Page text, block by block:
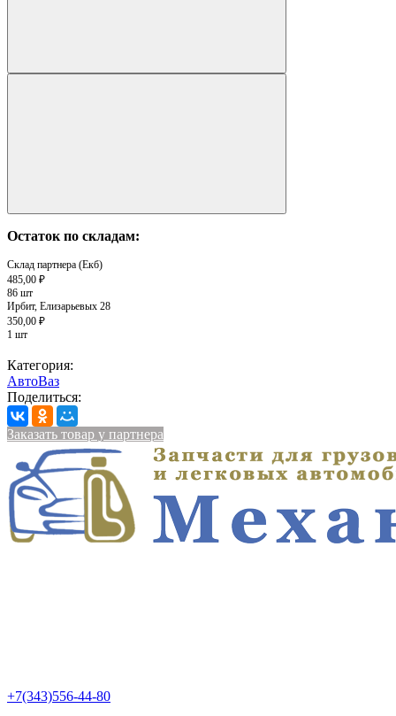
Остаток по складам:
Склад партнера (Екб)
485,00 ₽
86 шт
Ирбит, Елизарьевых 28
350,00 ₽
1 шт
Категория:
АвтоВаз
Поделиться:
Заказать товар у партнера
+7(343)556-44-80